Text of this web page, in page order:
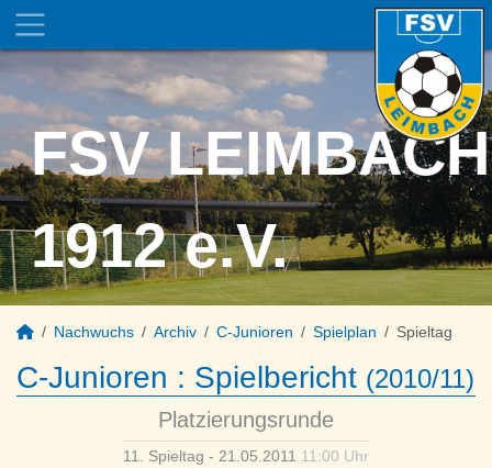
FSV LEIMBACH
1912 e.V.
Nachwuchs Archiv C-Junioren Spielplan Spieltag
C-Junioren : Spielbericht (2010/11)
Platzierungsrunde
11. Spieltag - 21.05.2011 11:00 Uhr